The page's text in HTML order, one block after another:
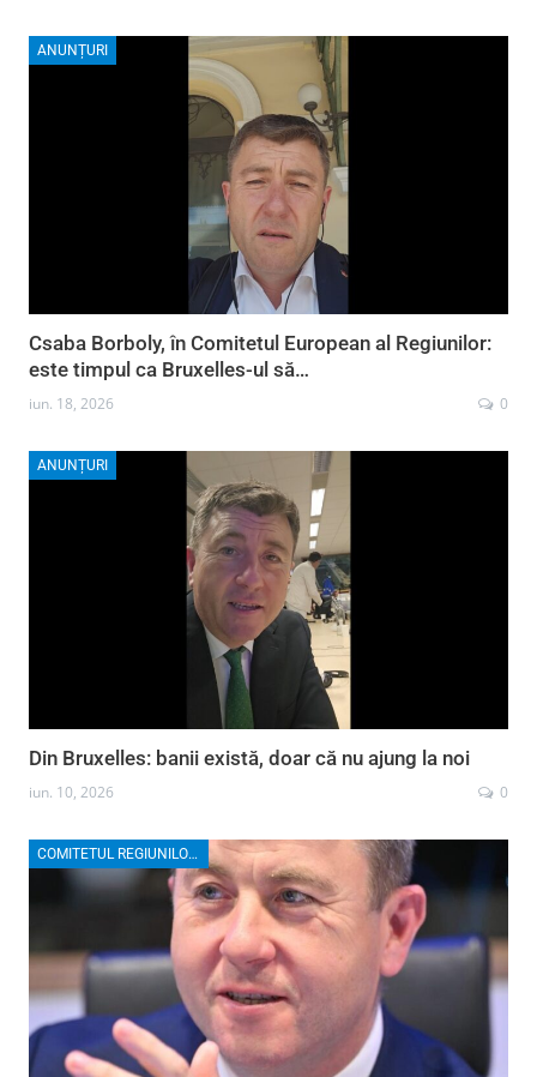
ANUNȚURI
Csaba Borboly, în Comitetul European al Regiunilor:
este timpul ca Bruxelles-ul să…
iun. 18, 2026 0
ANUNȚURI
Din Bruxelles: banii există, doar că nu ajung la noi
iun. 10, 2026 0
COMITETUL REGIUNILOR EUROPENE